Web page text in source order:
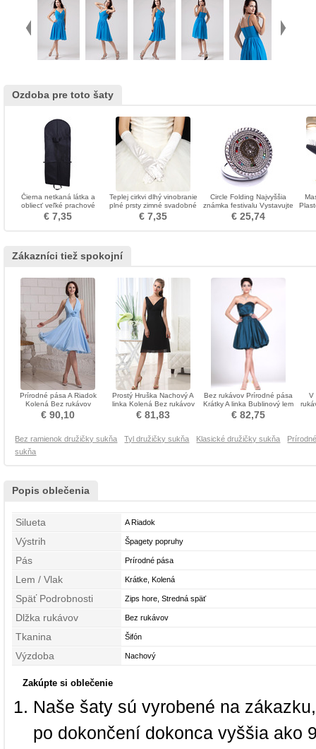
Ozdoba pre toto šaty
Čierna netkaná látka a
obliecť veľké prachové
vrecko prachové čiapky
skladacie svadobné šaty
€ 7,35
Teplej cirkvi dlhý vinobranie
plné prsty zimné svadobné
rukavice
€ 7,35
Circle Folding Najvyššia
známka festivalu Vystavujte
a predávajte ozdoby
€ 25,74
Zákazníci tiež spokojní
Prírodné pása A Riadok
Kolená Bez rukávov
Stredná späť Družica
obleko
€ 90,10
Prostý Hruška Nachový A
linka Kolená Bez rukávov
Družičky šaty
€ 81,83
Bez rukávov Prírodné pása
Krátky A linka Bublinový lem
Družica obleko
€ 82,75
V
Bez ramienok družičky sukňa Tyl družičky sukňa Klasické družičky sukňa
sukňa
Popis oblečenia
Silueta A Riadok
Výstrih Špagety popruhy
Pás Prírodné pása
Lem / Vlak Krátke, Kolená
Späť Podrobnosti Zips hore, Stredná späť
Dlžka rukávov Bez rukávov
Tkanina Šifón
Výzdoba Nachový
Zakúpte si oblečenie
Naše šaty sú vyrobené na
po dokončení dokonca vyššia ako